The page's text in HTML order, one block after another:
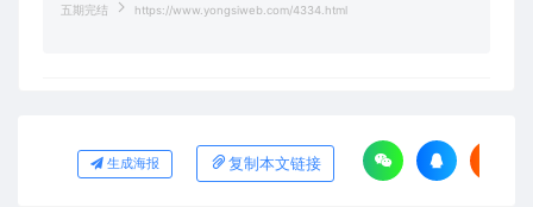
五期完结 https://www.yongsiweb.com/4334.html
生成海报 复制本文链接